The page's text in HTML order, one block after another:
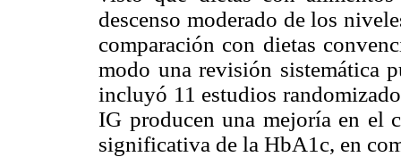
descenso moderado de los
comparación con dietas
modo una revisión sistemática
incluyó 11 estudios
IG producen una mejoría en el
significativa de la HbA1c, en